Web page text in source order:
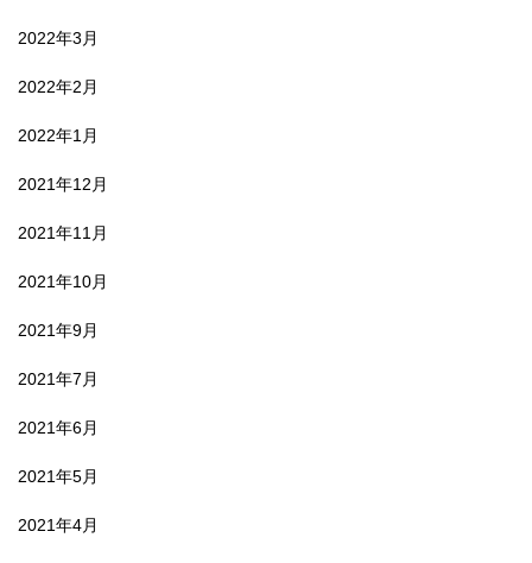
2022年3月
2022年2月
2022年1月
2021年12月
2021年11月
2021年10月
2021年9月
2021年7月
2021年6月
2021年5月
2021年4月